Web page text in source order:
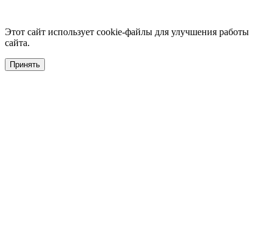
Этот сайт использует cookie-файлы для улучшения работы
сайта.
Принять